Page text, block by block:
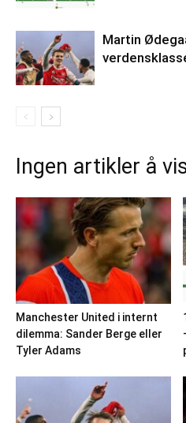
Martin
Ingen artikler å
Manchester United i internt
dilemma: Sander Berge eller
Tyler Adams